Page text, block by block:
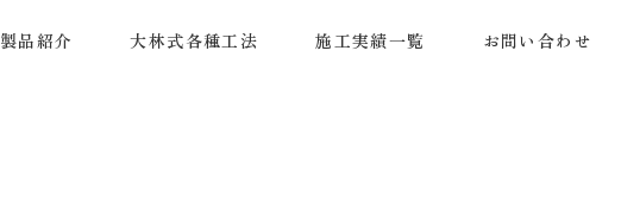
製品紹介 大林式各種工法 施工実績一覧 お問い合わせ